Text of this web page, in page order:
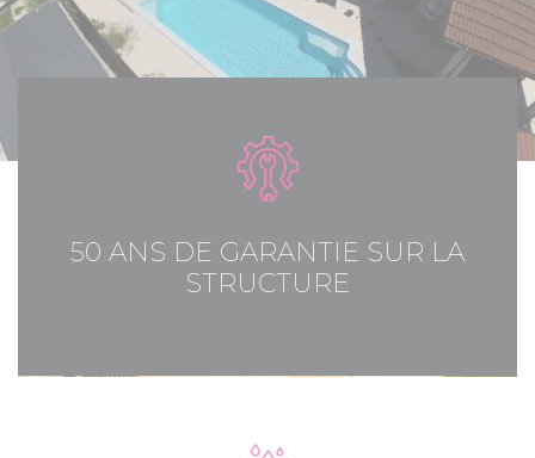
50 ANS DE GARANTIE SUR LA
STRUCTURE